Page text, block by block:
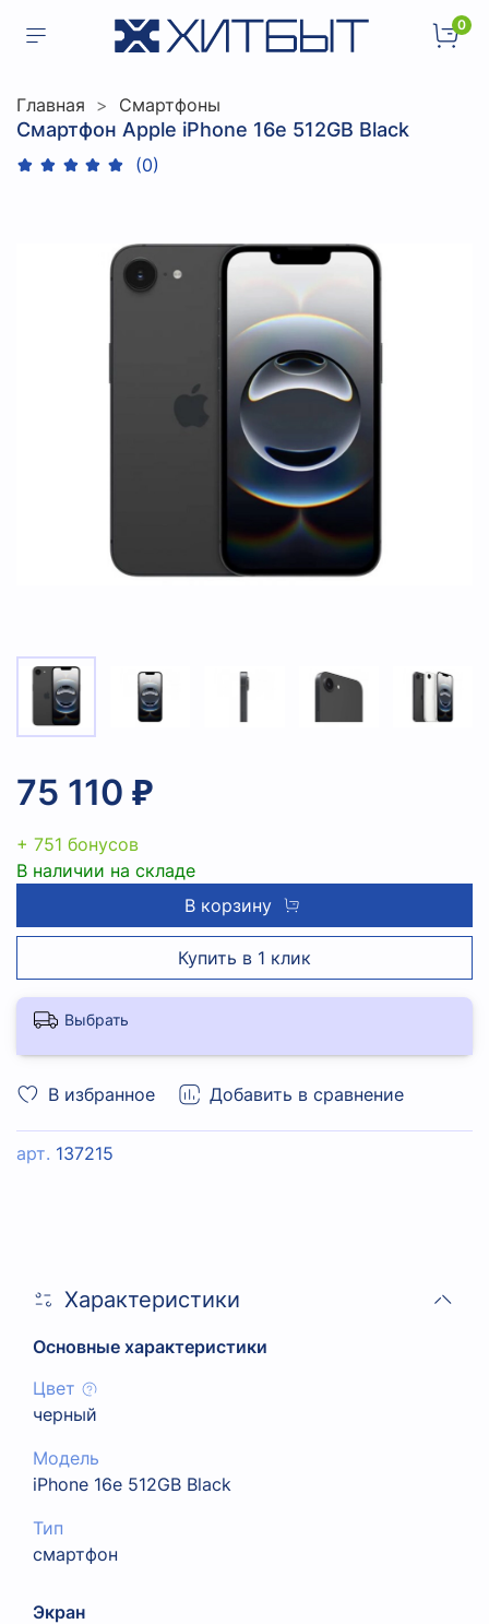
0
Главная Смартфоны
Смартфон Apple iPhone 16e 512GB Black
(0)
В избранное Добавить в сравнение
арт. 137215
75 110 ₽
+ 751 бонусов
В наличии на складе
В корзину
Купить в 1 клик
Выбрать
Характеристики
Основные характеристики
Цвет
черный
Модель
iPhone 16e 512GB Black
Тип
смартфон
Экран